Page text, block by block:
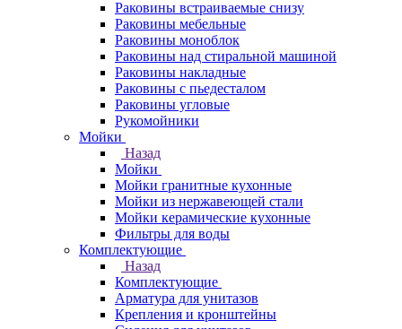
Раковины встраиваемые снизу
Раковины мебельные
Раковины моноблок
Раковины над стиральной машиной
Раковины накладные
Раковины с пьедесталом
Раковины угловые
Рукомойники
Мойки
Назад
Мойки
Мойки гранитные кухонные
Мойки из нержавеющей стали
Мойки керамические кухонные
Фильтры для воды
Комплектующие
Назад
Комплектующие
Арматура для унитазов
Крепления и кронштейны